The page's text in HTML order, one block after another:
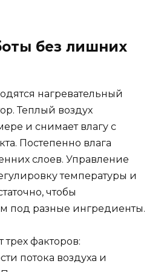
без лишних
нагревательный
Теплый воздух
и снимает влагу с
Постепенно влага
слоев. Управление
температуры и
чтобы
под разные ингредиенты.
трех факторов:
потока воздуха и